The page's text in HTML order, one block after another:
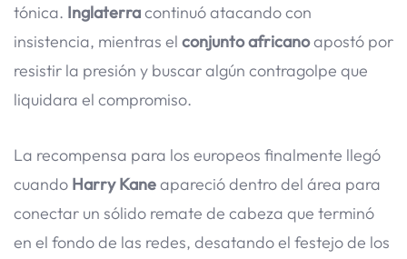
tónica. Inglaterracontinuó atacando con
insistencia, mientras el conjunto africanoapostó por
resistir la presión y buscar algún contragolpe que
liquidara el compromiso.
La recompensa para los europeos finalmente llegó
cuando Harry Kaneapareció dentro del área para
conectar un sólido remate de cabeza que terminó
en el fondo de las redes, desatando el festejo de los